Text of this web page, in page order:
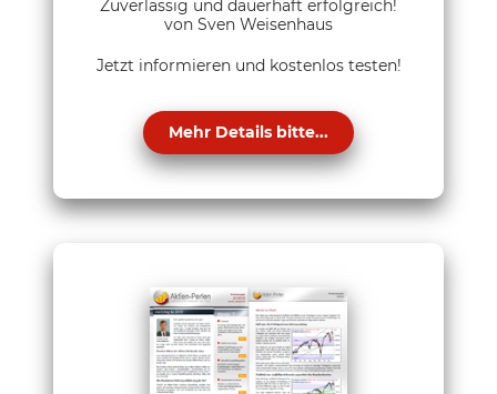
Zuverlässig und dauerhaft erfolgreich!
von Sven Weisenhaus
Jetzt informieren und kostenlos testen!
Mehr Details bitte...